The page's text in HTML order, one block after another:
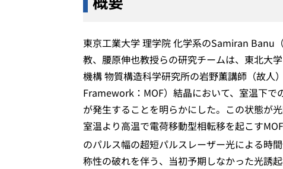
東京工業大学 理学院 化学系のSamiran Banu
教、腰原伸也教授らの研究チームは、東北大
機構 物質構造科学研究所の岩野薫講師（故
Framework：MOF）結晶において、室温下
が発生することを明らかにした。この状態が
室温より高温で電荷移動型相転移を起こす
のパルス幅の超短パルスレーザー光による時
称性の破れを伴う、当初予期しなかった光誘